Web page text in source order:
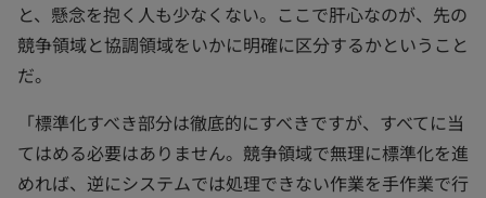
と、懸念を抱く人も少なくない。ここで肝心なのが、先の
競争領域と協調領域をいかに明確に区分するかということ
だ。
「標準化すべき部分は徹底的にすべきですが、すべてに当
てはめる必要はありません。競争領域で無理に標準化を進
めれば、逆にシステムでは処理できない作業を手作業で行